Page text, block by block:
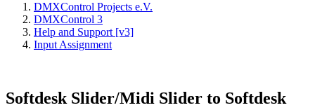
DMXControl Projects e.V.
DMXControl 3
Help and Support [v3]
Input Assignment
Softdesk Slider/Midi Slider to Softdesk